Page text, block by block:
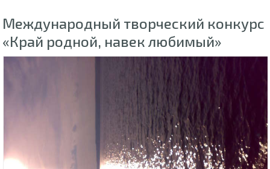
Международный творческий конкурс
«Край родной, навек любимый»